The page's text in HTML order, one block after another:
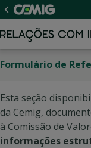
Formulário de
Esta seção
da Cemig,
à Comissão de
informações